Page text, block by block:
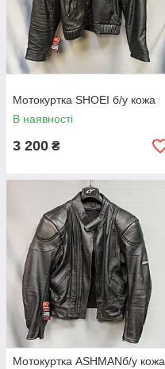
Мотокуртка SHOEI б/у кожа
В наявності
3 200 ₴
Мотокуртка ASHMANб/у кожа